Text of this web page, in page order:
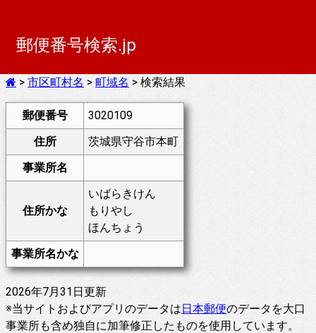
郵便番号検索.jp
> 市区町村名 > 町域名 > 検索結果
郵便番号
3020109
住所
茨城県守谷市本町
事業所名
住所かな
いばらきけん
もりやし
ほんちょう
事業所名かな
2026年7月31日更新
※当サイトおよびアプリのデータは日本郵便のデータを大口
事業所も含め独自に加筆修正したものを使用しています。